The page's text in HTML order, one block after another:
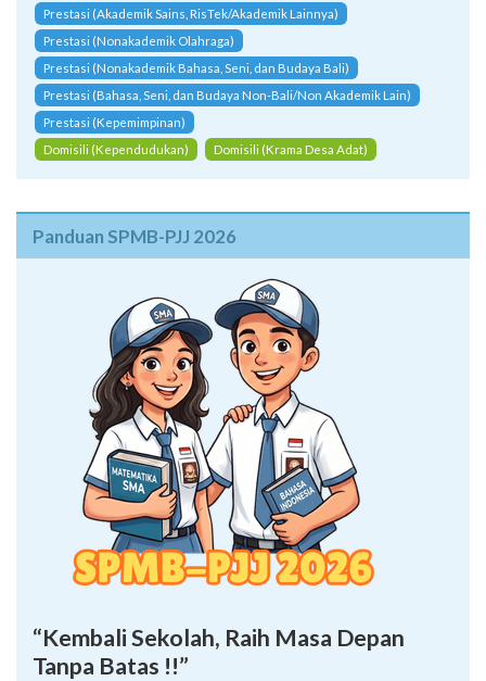
Prestasi (Akademik Sains, RisTek/Akademik Lainnya)
Prestasi (Nonakademik Olahraga)
Prestasi (Nonakademik Bahasa, Seni, dan Budaya Bali)
Prestasi (Bahasa, Seni, dan Budaya Non-Bali/Non Akademik Lain)
Prestasi (Kepemimpinan)
Domisili (Kependudukan)
Domisili (Krama Desa Adat)
Panduan SPMB-PJJ 2026
“Kembali Sekolah, Raih Masa Depan
Tanpa Batas !!”